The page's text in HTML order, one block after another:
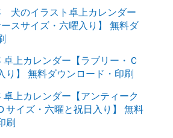
犬のイラスト卓上カレンダー
ースサイズ・六曜入り】 無料ダ
上カレンダー【ラブリー・Ｃ
り】 無料ダウンロード・印刷
卓上カレンダー【アンティーク
サイズ・六曜と祝日入り】 無料
刷